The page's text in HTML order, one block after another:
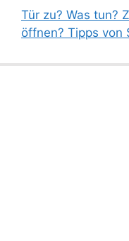
Tür zu? Was tun?
öffnen? Tipps von